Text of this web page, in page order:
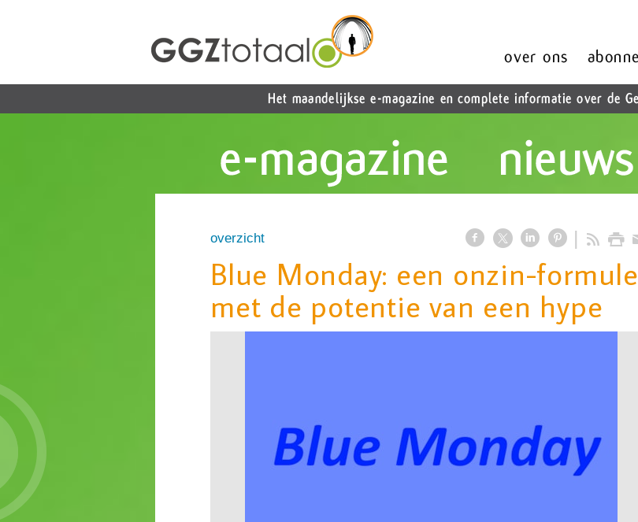
overzicht
Blue Monday: een onzin-formule
met de potentie van een hype